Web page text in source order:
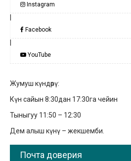
Instagram
Facebook
YouTube
Жумуш күндөрү:
Күн сайын 8:30дан 17:30га чейин
Тыныгуу 11:50 – 12:30
Дем алыш күнү – жекшемби.
Почта доверия